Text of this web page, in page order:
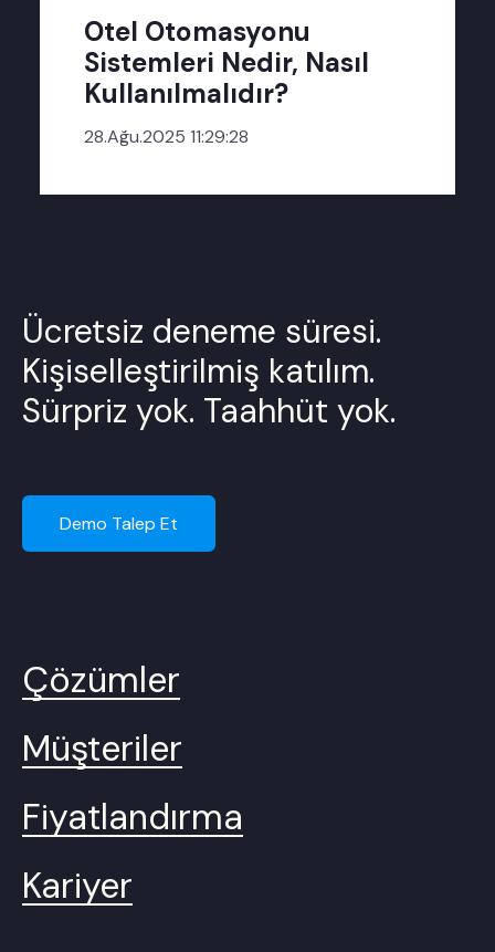
Otel Otomasyonu
Sistemleri Nedir, Nasıl
Kullanılmalıdır?
28.Ağu.2025 11:29:28
Ücretsiz deneme süresi.
Kişiselleştirilmiş katılım.
Sürpriz yok. Taahhüt yok.
Demo Talep Et
Çözümler
Müşteriler
Fiyatlandırma
Kariyer